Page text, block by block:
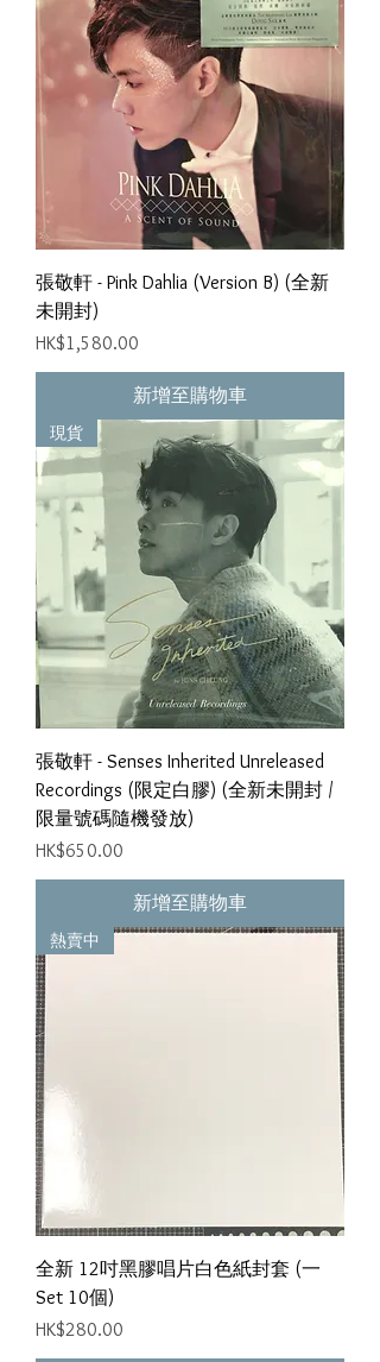
張敬軒 - Pink Dahlia (Version B) (全新
未開封)
價格
HK$1,580.00
新增至購物車
現貨
張敬軒 - Senses Inherited Unreleased
Recordings (限定白膠) (全新未開封 /
限量號碼隨機發放)
價格
HK$650.00
新增至購物車
熱賣中
全新 12吋黑膠唱片白色紙封套 (一
Set 10個)
價格
HK$280.00